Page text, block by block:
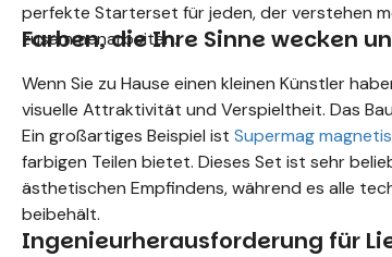
perfekte Starterset für jeden, der verstehen
zusammenarbeiten.
Farben, die Ihre Sinne wecken
Wenn Sie zu Hause einen kleinen Künstler
visuelle Attraktivität und Verspieltheit. Das
Ein großartiges Beispiel ist Supermag
farbigen Teilen bietet. Dieses Set ist sehr
ästhetischen Empfindens, während es alle
beibehält.
Ingenieurherausforderung für